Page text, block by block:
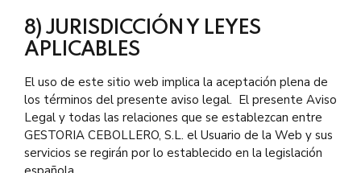
8) JURISDICCIÓN Y LEYES
APLICABLES
El uso de este sitio web implica la aceptación plena de
los términos del presente aviso legal. El presente Aviso
Legal y todas las relaciones que se establezcan entre
GESTORIA CEBOLLERO, S.L. el Usuario de la Web y sus
servicios se regirán por lo establecido en la legislación